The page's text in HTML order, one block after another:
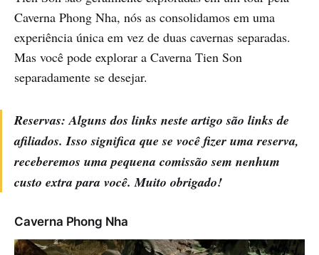
Caverna Phong Nha, nós as consolidamos em uma
experiência única em vez de duas cavernas separadas.
Mas você pode explorar a Caverna Tien Son
separadamente se desejar.
Reservas: Alguns dos links neste artigo são links de
afiliados. Isso significa que se você fizer uma reserva,
receberemos uma pequena comissão sem nenhum
custo extra para você. Muito obrigado!
Caverna Phong Nha